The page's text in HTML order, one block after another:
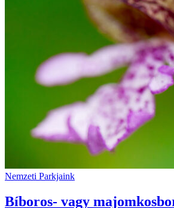
Nemzeti Parkjaink
Bíboros- vagy